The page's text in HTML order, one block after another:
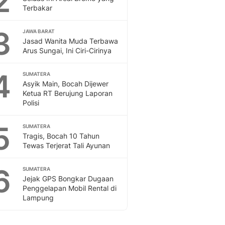
Terbakar
JAWA BARAT
Jasad Wanita Muda Terbawa
Arus Sungai, Ini Ciri-Cirinya
SUMATERA
Asyik Main, Bocah Dijewer
Ketua RT Berujung Laporan
Polisi
SUMATERA
Tragis, Bocah 10 Tahun
Tewas Terjerat Tali Ayunan
SUMATERA
Jejak GPS Bongkar Dugaan
Penggelapan Mobil Rental di
Lampung